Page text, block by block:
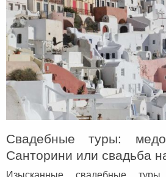
Свадебные туры:
Санторини или свадьба